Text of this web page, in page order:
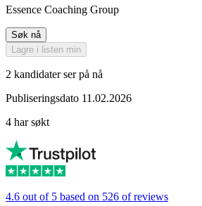
Essence Coaching Group
Søk nå
Lagre i listen min
2 kandidater ser på nå
Publiseringsdato 11.02.2026
4 har søkt
4.6 out of 5 based on 526 of reviews